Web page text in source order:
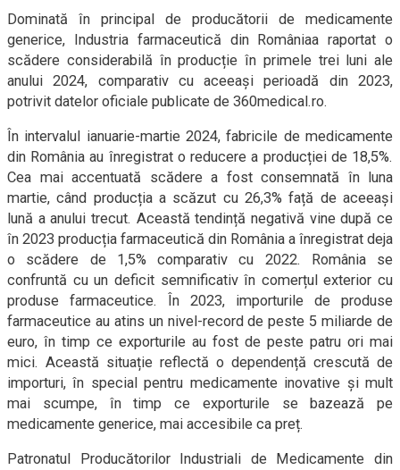
Dominată în principal de producătorii de medicamente
generice, Industria farmaceutică din Româniaa raportat o
scădere considerabilă în producție în primele trei luni ale
anului 2024, comparativ cu aceeași perioadă din 2023,
potrivit datelor oficiale publicate de 360medical.ro.
În intervalul ianuarie-martie 2024, fabricile de medicamente
din România au înregistrat o reducere a producției de 18,5%.
Cea mai accentuată scădere a fost consemnată în luna
martie, când producția a scăzut cu 26,3% față de aceeași
lună a anului trecut. Această tendință negativă vine după ce
în 2023 producția farmaceutică din România a înregistrat deja
o scădere de 1,5% comparativ cu 2022. România se
confruntă cu un deficit semnificativ în comerțul exterior cu
produse farmaceutice. În 2023, importurile de produse
farmaceutice au atins un nivel-record de peste 5 miliarde de
euro, în timp ce exporturile au fost de peste patru ori mai
mici. Această situație reflectă o dependență crescută de
importuri, în special pentru medicamente inovative și mult
mai scumpe, în timp ce exporturile se bazează pe
medicamente generice, mai accesibile ca preț.
Patronatul Producătorilor Industriali de Medicamente din